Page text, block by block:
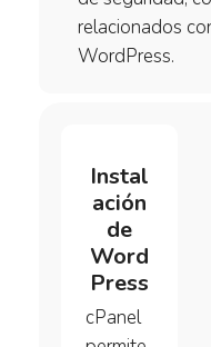
relacionados
WordPress.
Instal
ación
de
Word
Press
cPanel